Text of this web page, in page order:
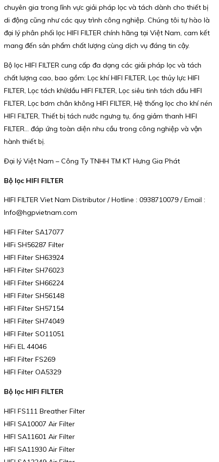
chuyên gia trong lĩnh vực giải pháp lọc và tách dành cho thiết bị
di động cũng như các quy trình công nghiệp. Chúng tôi tự hào là
đại lý phân phối lọc HIFI FILTER chính hãng tại Việt Nam, cam kết
mang đến sản phẩm chất lượng cùng dịch vụ đáng tin cậy.
Bộ lọc HIFI FILTER cung cấp đa dạng các giải pháp lọc và tách
chất lượng cao, bao gồm: Lọc khí HIFI FILTER, Lọc thủy lực HIFI
FILTER, Lọc tách khí/dầu HIFI FILTER, Lọc siêu tinh tách dầu HIFI
FILTER, Lọc bơm chân không HIFI FILTER, Hệ thống lọc cho khí nén
HIFI FILTER, Thiết bị tách nước ngưng tụ, ống giảm thanh HIFI
FILTER… đáp ứng toàn diện nhu cầu trong công nghiệp và vận
hành thiết bị.
Đại lý Việt Nam – Công Ty TNHH TM KT Hưng Gia Phát
Bộ lọc HIFI FILTER
HIFI FILTER Viet Nam Distributor / Hotline : 0938710079 / Email :
Info@hgpvietnam.com
HIFI Filter SA17077
HIFi SH56287 Filter
HIFI Filter SH63924
HIFI Filter SH76023
HIFI Filter SH66224
HIFI Filter SH56148
HIFI Filter SH57154
HIFI Filter SH74049
HIFI Filter SO11051
HiFi EL 44046
HIFI Filter FS269
HIFI Filter OA5329
Bộ lọc HIFI FILTER
HIFI FS111 Breather Filter
HIFI SA10007 Air Filter
HIFI SA11601 Air Filter
HIFI SA11930 Air Filter